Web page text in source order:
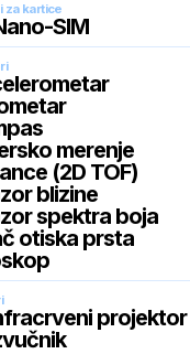
za kartice
SIM
merenje
(2D TOF)
blizine
spektra boja
otiska prsta
projektor